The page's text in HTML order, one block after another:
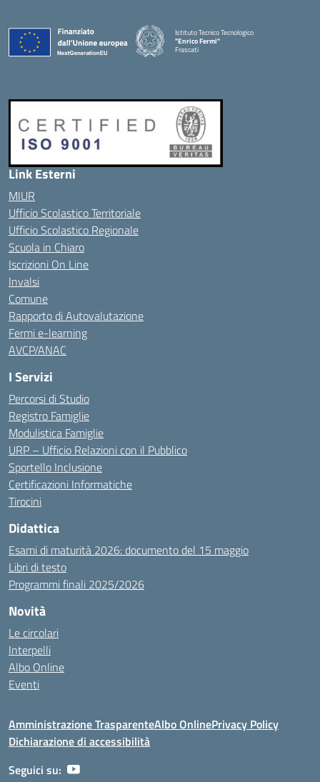
Istituto Tecnico Tecnologico
"Enrico Fermi"
Frascati
Link Esterni
MIUR
Ufficio Scolastico Territoriale
Ufficio Scolastico Regionale
Scuola in Chiaro
Iscrizioni On Line
Invalsi
Comune
Rapporto di Autovalutazione
Fermi e-learning
AVCP/ANAC
I Servizi
Percorsi di Studio
Registro Famiglie
Modulistica Famiglie
URP – Ufficio Relazioni con il Pubblico
Sportello Inclusione
Certificazioni Informatiche
Tirocini
Didattica
Esami di maturità 2026: documento del 15 maggio
Libri di testo
Programmi finali 2025/2026
Novità
Le circolari
Interpelli
Albo Online
Eventi
Amministrazione TrasparenteAlbo OnlinePrivacy Policy
Dichiarazione di accessibilità
Seguici su: